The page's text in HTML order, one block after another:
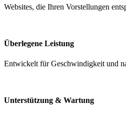
Websites, die Ihren Vorstellungen
Überlegene Leistung
Entwickelt für Geschwindigkeit und
Unterstützung & Wartung